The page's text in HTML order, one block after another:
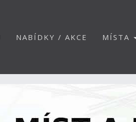
NABÍDKY / AKCE MÍSTA